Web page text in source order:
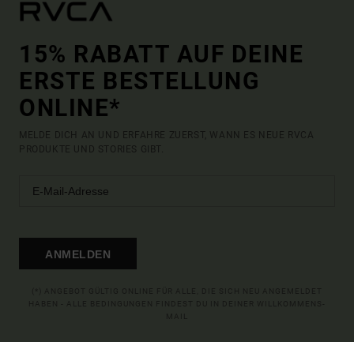
15% RABATT AUF DEINE
ERSTE BESTELLUNG
ONLINE*
MELDE DICH AN UND ERFAHRE ZUERST, WANN ES NEUE RVCA
PRODUKTE UND STORIES GIBT.
ANMELDEN